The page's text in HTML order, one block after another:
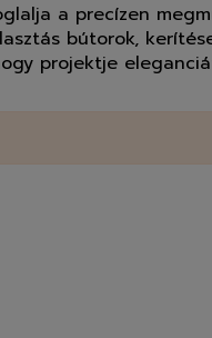
a precízen
bútorok,
projektje